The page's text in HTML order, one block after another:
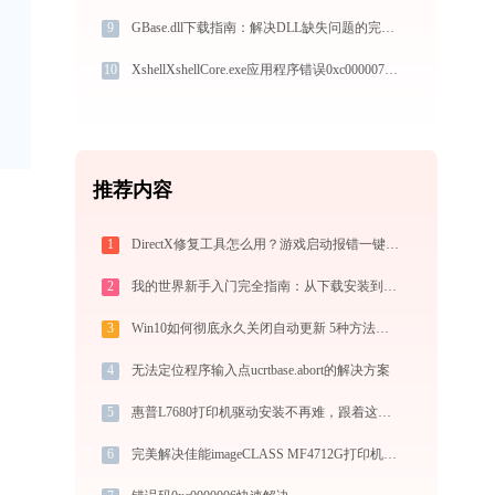
9 GBase.dll下载指南：解决DLL缺失问题的完整方案
10 XshellXshellCore.exe应用程序错误0xc000007b解决方法
推荐内容
1 DirectX修复工具怎么用？游戏启动报错一键修复全攻略
2 我的世界新手入门完全指南：从下载安装到生存第一天，一篇讲透
3 Win10如何彻底永久关闭自动更新 5种方法教你永久关闭win10自动更新
4 无法定位程序输入点ucrtbase.abort的解决方案
5 惠普L7680打印机驱动安装不再难，跟着这些步骤一学就会
6 完美解决佳能imageCLASS MF4712G打印机驱动安装困扰，全面下载安装教程